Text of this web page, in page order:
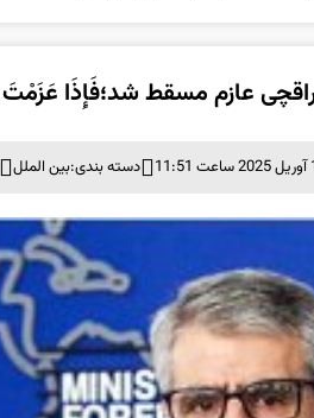
عازم مسقط شد؛فَإِذَا عَزَمْتَ
دسته بندی:بین الملل